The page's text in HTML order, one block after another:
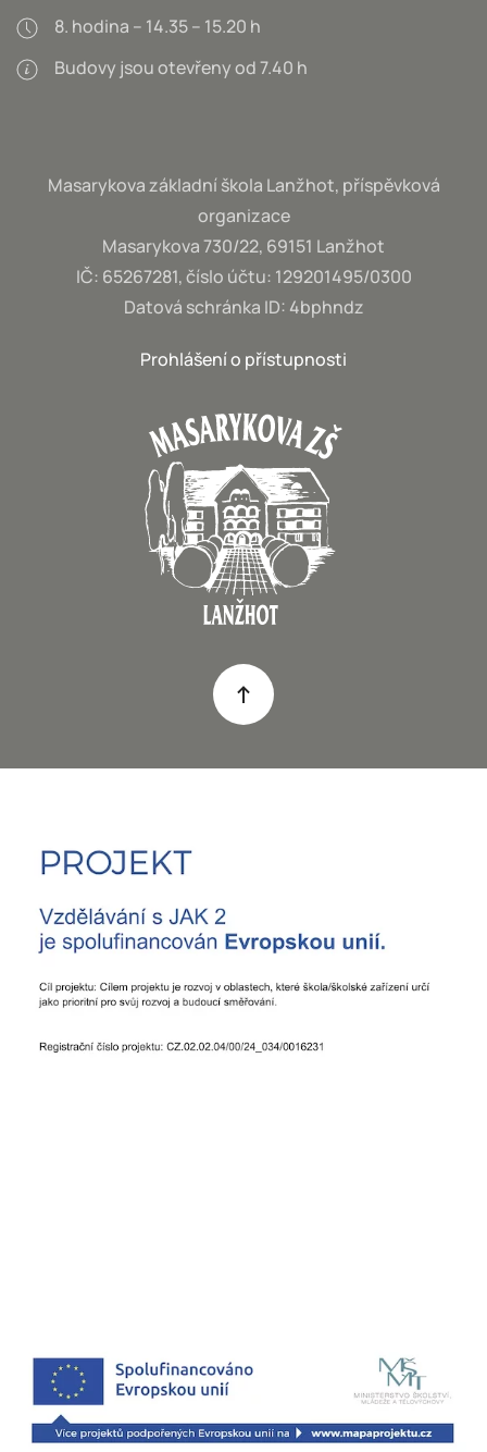
8. hodina – 14.35 – 15.20 h
Budovy jsou otevřeny od 7.40 h
Masarykova základní škola Lanžhot, příspěvková
organizace
Masarykova 730/22, 69151 Lanžhot
IČ: 65267281, číslo účtu: 129201495/0300
Datová schránka ID: 4bphndz
Prohlášení o přístupnosti